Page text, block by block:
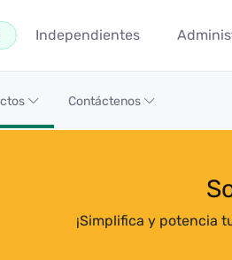
Independientes
Línea
Contáctenos
¡Simplifica y potencia